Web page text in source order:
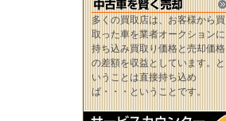
多くの買取店は、お客様から買
取った車を業者オークションに
持ち込み買取り価格と売却価格
の差額を収益としています。と
いうことは直接持ち込め
ば・・・ということです。